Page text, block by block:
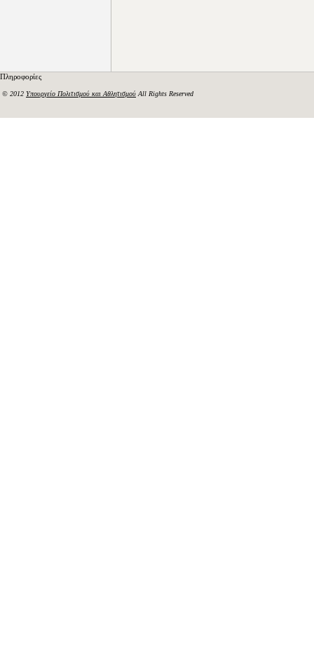
Πληροφορίες
© 2012 Υπουργείο Πολιτισμού και Αθλητισμού All Rights Reserved